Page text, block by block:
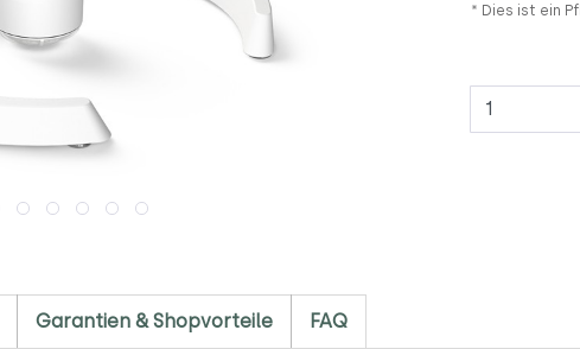
* Dies ist ein
Anzahl
Garantien & Shopvorteile FAQ